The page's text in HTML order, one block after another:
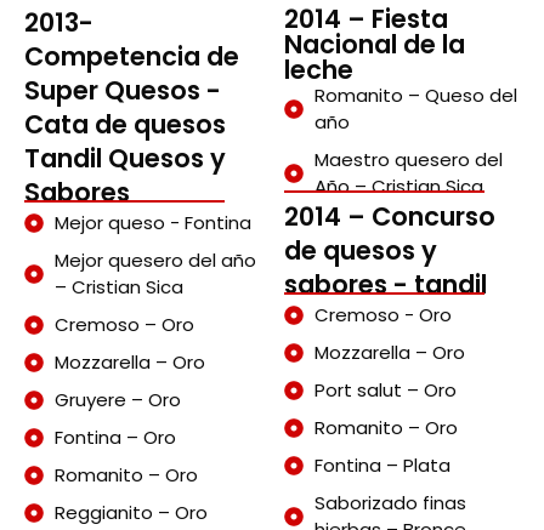
2013-
Competencia de
Super Quesos -
Cata de quesos
Tandil Quesos y
Sabores
Mejor queso - Fontina
Mejor quesero del año
– Cristian Sica
Cremoso – Oro
Mozzarella – Oro
Gruyere – Oro
Fontina – Oro
Romanito – Oro
Reggianito – Oro
2014 – Fiesta
Nacional de la
leche
Romanito – Queso del
año
Maestro quesero del
Año – Cristian Sica
2014 – Concurso
de quesos y
sabores - tandil
Cremoso - Oro
Mozzarella – Oro
Port salut – Oro
Romanito – Oro
Fontina – Plata
Saborizado finas